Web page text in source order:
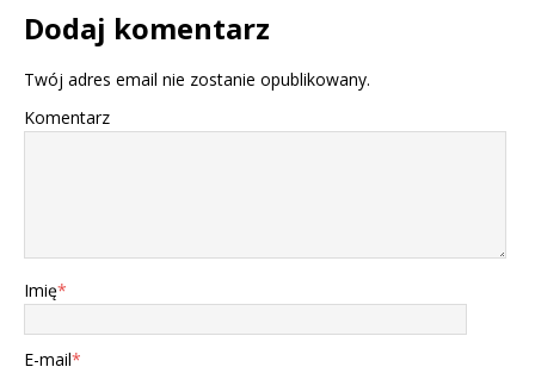
Dodaj komentarz
Twój adres email nie zostanie opublikowany.
Komentarz
Imię*
E-mail*